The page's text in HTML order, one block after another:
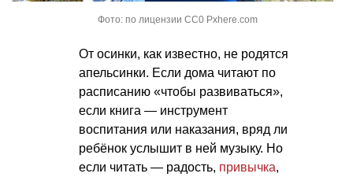
Фото: по лицензии CC0 Pxhere.com
От осинки, как известно, не родятся
апельсинки. Если дома читают по
расписанию «чтобы развиваться»,
если книга — инструмент
воспитания или наказания, вряд ли
ребёнок услышит в ней музыку. Но
если читать — радость, привычка,